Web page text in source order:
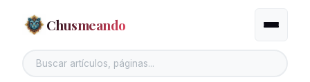
Chusmeando Alternar